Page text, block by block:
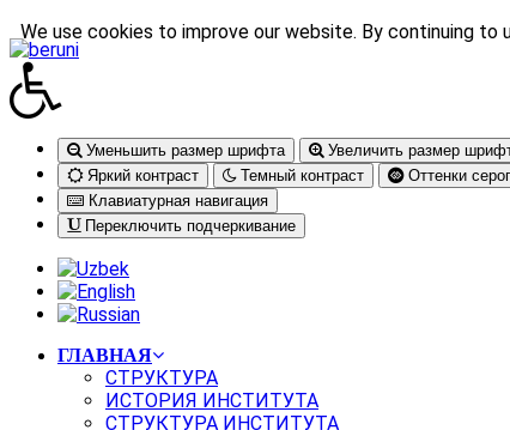
Уменьшить размер шрифта Увеличить размер
Яркий контраст
Темный контраст Оттенки
Клавиатурная навигация
Переключить подчеркивание
ГЛАВНАЯ
СТРУКТУРА
ИСТОРИЯ ИНСТИТУТА
СТРУКТУРА ИНСТИТУТА
We use cookies to improve our website. By continuing